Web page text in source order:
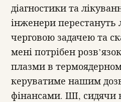
діагностики та
інженери перестануть
черговою задачею та
мені потрібен
плазми в
керуватиме нашим
фінансами. ШІ, сидячи